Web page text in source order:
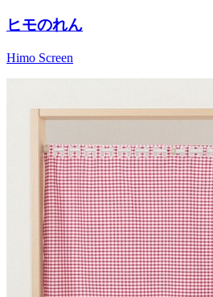
ヒモのれん
Himo Screen